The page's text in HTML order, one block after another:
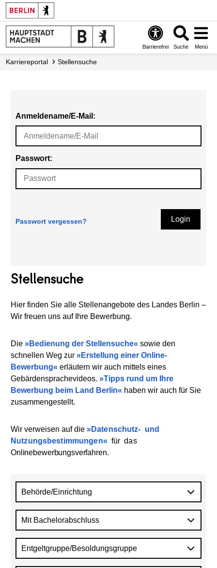
Barrierefrei Suche Menü
Karriereportal Stellensuche
Anmeldename/E-Mail:
Passwort:
Login
Passwort vergessen?
Stellensuche
Hier finden Sie alle Stellenangebote des Landes Berlin –
Wir freuen uns auf Ihre Bewerbung.
Die Bedienung der Stellensuche
sowie den
schnellen Weg zur
Erstellung einer Online-
Bewerbung
erläutern wir auch mittels eines
Gebärdensprachevideos.
Tipps rund um Ihre
Bewerbung beim Land Berlin
haben wir auch für Sie
zusammengestellt.
Wir verweisen auf die Datenschutz- und
Nutzungsbestimmungen
für das
Onlinebewerbungsverfahren.
Behörde/Einrichtung
Mit Bachelorabschluss
Entgeltgruppe/Besoldungsgruppe